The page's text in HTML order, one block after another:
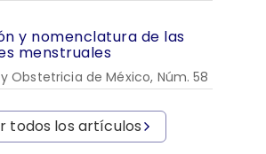
y nomenclatura de las
menstruales
Obstetricia de México, Núm. 58
todos los artículos